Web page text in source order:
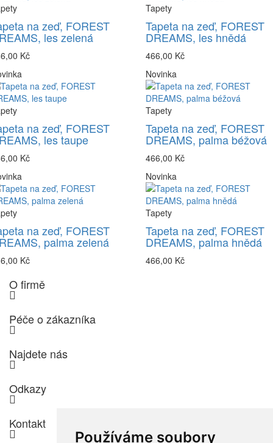
Používáme soubory
na zeď, FOREST
les zelená
Kč
Tapety
Tapeta na zeď, FOREST
DREAMS, les hnědá
466,00 Kč
na zeď, FOREST
les taupe
Kč
Novinka
Tapety
Tapeta na zeď, FOREST
DREAMS, palma béžová
466,00 Kč
na zeď, FOREST
palma zelená
Kč
Novinka
Tapety
Tapeta na zeď, FOREST
DREAMS, palma hnědá
466,00 Kč
O firmě
Péče o zákazníka
Najdete nás
Odkazy
Kontakt